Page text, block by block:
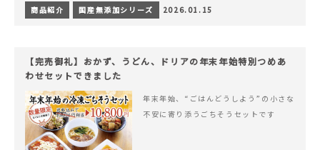
商品紹介 国産無添加シリーズ 2026.01.15
【完売御礼】おかず、うどん、ドリアの年末年始特別つめあ
わせセットできました
年末年始、“ごはんどうしよう”の小さな
不安に寄り添うごちそうセットです